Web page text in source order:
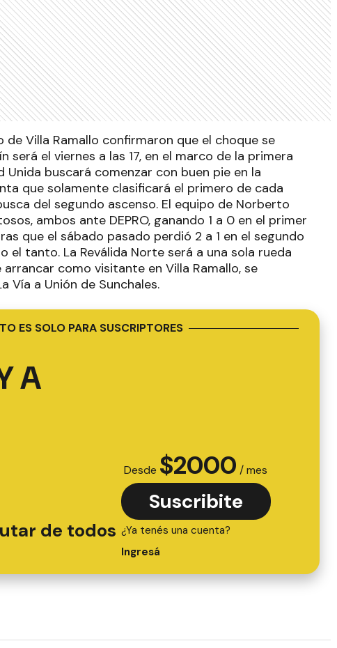
Villa Ramallo confirmaron que el choque se
será el viernes a las 17, en el marco de la primera
Unida buscará comenzar con buen pie en la
que solamente clasificará el primero de cada
del segundo ascenso. El equipo de Norberto
ambos ante DEPRO, ganando 1 a 0 en el primer
que el sábado pasado perdió 2 a 1 en el segundo
el tanto. La Reválida Norte será a una sola rueda
como visitante en Villa Ramallo, se
Vía a Unión de Sunchales.
ES SOLO PARA SUSCRIPTORES
A
de todos
Desde $2000 / mes
Suscribite
¿Ya tenés una cuenta?
Ingresá